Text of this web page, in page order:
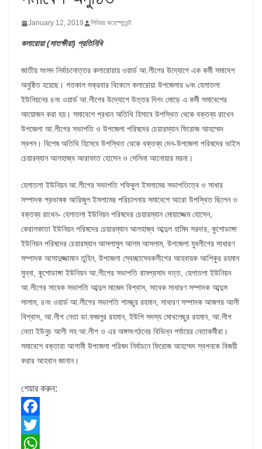
January 12, 2019 সিনিয়র করেস্পন্ডেন্ট
কলারোয়া (সাতক্ষীরা) প্রতিনিধি
জাতীয় সংসদ নির্বাচনোত্তর কলারোয়ায় ওয়ার্ড আ.লীগের উদ্যোগে এক কর্মী সমাবেশ
অনুষ্ঠিত হয়েছে। গতকাল শুক্রবার বিকেলে কলারোয়া উপজেলার ৯নং হেলাতলা
ইউনিয়নের ৪নং ওয়ার্ড আ.লীগের উদ্যোগে উত্তর দিগং মোড়ে এ কর্মী সমাবেশের
আয়োজন করা হয়। সমাবেশে প্রধান অতিথি হিসাবে উপস্থিত থেকে বক্তব্য রাখেন
উপজেলা আ.লীগের সভাপতি ও উপজেলা পরিষদের চেয়ারম্যান ফিরোজ আহম্মেদ
স্বপন। বিশেষ অতিথি হিসেবে উপস্থিত থেকে বক্তব্য দেন-উপজেলা পরিষদের ভাইস
চেয়ারম্যান আলহাজ্ব আরাফাত হোসেন ও সেলিনা আনোয়ার ময়না।
হেলাতলা ইউনিয়ন আ.লীগের সভাপতি শফিকুল ইসলামের সভাপতিত্বে ও সাধার
সম্পাদক প্রভাষক আরিজুল ইসলামের পরিচালনায় সমাবেশে আরো উপস্থিত ছিলেন ও
বক্তব্য রাখেন- হেলাতলা ইউনিয়ন পরিষদের চেয়ারম্যান মোয়াজ্জেম হোসেন,
কেরালকাতা ইউনিয়ন পরিষদের চেয়ারম্যান আলহাজ্ব আব্দুল হামিদ সরদার, কুশোডাঙ্গা
ইউনিয়ন পরিষদের চেয়ারম্যান আসলামুল আলম আসলাম, উপজেলা যুবলীগের সাধারণ
সম্পাদক আসাদুজ্জামান তুহিন, উপজেলা স্বেচ্ছাসেবকলীগের আহবায়ক আশিকুর রহমান
মুন্না, কুশোডাঙ্গা ইউনিয়ন আ.লীগের সভাপতি রামপ্রসাদ দত্ত, হেলাতলা ইউনিয়ন
আ.লীগের সাবেক সভাপতি আব্দুল মাজেদ বিশ্বাস, সাবেক সাধারণ সম্পাদক আব্দুস
সালাম, ৪নং ওয়ার্ড আ.লীগের সভাপতি শামছুর রহমান, সাধারণ সম্পাদক আজগর আলী
বিশ্বাস, আ.লীগ নেতা ডা.ফজলুর রহমান, ইউপি সদস্য মোখলেছুর রহমান, আ.লীগ
নেতা ইউনুচ আলী সহ আ.লীগ ও এর অঙ্গসংগঠনের বিভিন্ন পর্যায়ের নেতাকর্মীরা।
সমাবেশে বক্তারা আগামী উপজেলা পরিষদ নির্বাচনে ফিরোজ আহম্মেদ স্বপনকে বিজয়ী
করার আহবান জানান।
শেয়ার করুন:
F
aT